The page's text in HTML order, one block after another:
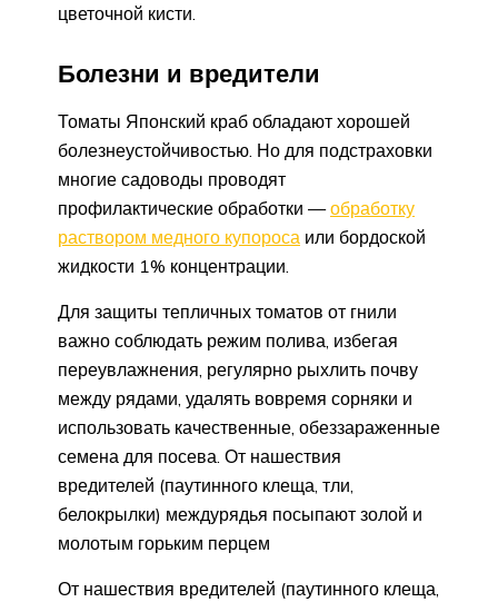
цветочной кисти.
Болезни и вредители
Томаты Японский краб обладают хорошей
болезнеустойчивостью. Но для подстраховки
многие садоводы проводят
профилактические обработки —обработку
раствором медного купороса или бордоской
жидкости 1% концентрации.
Для защиты тепличных томатов от гнили
важно соблюдать режим полива, избегая
переувлажнения, регулярно рыхлить почву
между рядами, удалять вовремя сорняки и
использовать качественные, обеззараженные
семена для посева. От нашествия
вредителей (паутинного клеща, тли,
белокрылки) междурядья посыпают золой и
молотым горьким перцем
От нашествия вредителей (паутинного клеща,